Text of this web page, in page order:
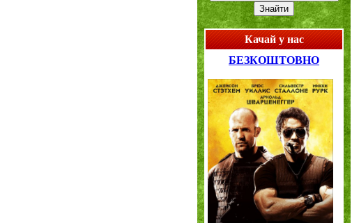
Качай у нас
БЕЗКОШТОВНО